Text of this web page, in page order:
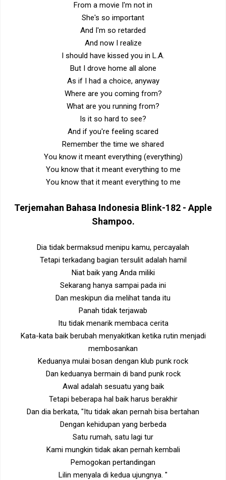
From a movie I'm not in
She's so important
And I'm so retarded
And now I realize
I should have kissed you in L.A.
But I drove home all alone
As if I had a choice, anyway
Where are you coming from?
What are you running from?
Is it so hard to see?
And if you're feeling scared
Remember the time we shared
You know it meant everything (everything)
You know that it meant everything to me
You know that it meant everything to me
Terjemahan Bahasa Indonesia Blink-182 - Apple
Shampoo.
Dia tidak bermaksud menipu kamu, percayalah
Tetapi terkadang bagian tersulit adalah hamil
Niat baik yang Anda miliki
Sekarang hanya sampai pada ini
Dan meskipun dia melihat tanda itu
Panah tidak terjawab
Itu tidak menarik membaca cerita
Kata-kata baik berubah menyakitkan ketika rutin menjadi
membosankan
Keduanya mulai bosan dengan klub punk rock
Dan keduanya bermain di band punk rock
Awal adalah sesuatu yang baik
Tetapi beberapa hal baik harus berakhir
Dan dia berkata, "Itu tidak akan pernah bisa bertahan
Dengan kehidupan yang berbeda
Satu rumah, satu lagi tur
Kami mungkin tidak akan pernah kembali
Pemogokan pertandingan
Lilin menyala di kedua ujungnya. "